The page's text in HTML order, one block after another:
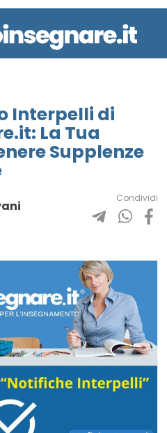
Interpelli di
La Tua
Supplenze
Condividi